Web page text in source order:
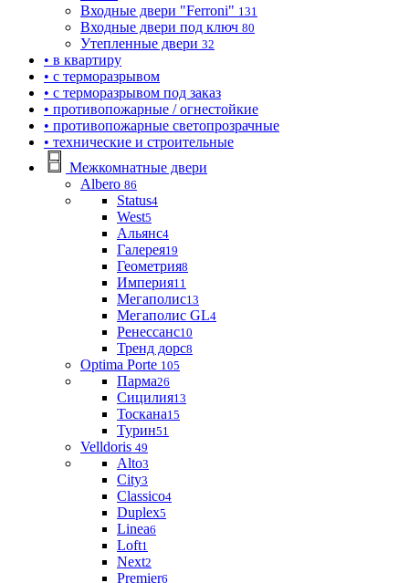
Входные двери "Ferroni" 131
Входные двери под ключ 80
Утепленные двери 32
• в квартиру
• с терморазрывом
• с терморазрывом под заказ
• противопожарные / огнестойкие
• противопожарные светопрозрачные
• технические и строительные
Межкомнатные двери
Albero 86
Status4
West5
Альянс4
Галерея19
Геометрия8
Империя11
Мегаполис13
Мегаполис GL4
Ренессанс10
Тренд дорс8
Optima Porte 105
Парма26
Сицилия13
Тоскана15
Турин51
Velldoris 49
Alto3
City3
Classico4
Duplex5
Linea6
Loft1
Next2
Premier6